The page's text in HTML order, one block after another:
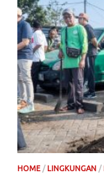
HOME / LINGKUNGAN /